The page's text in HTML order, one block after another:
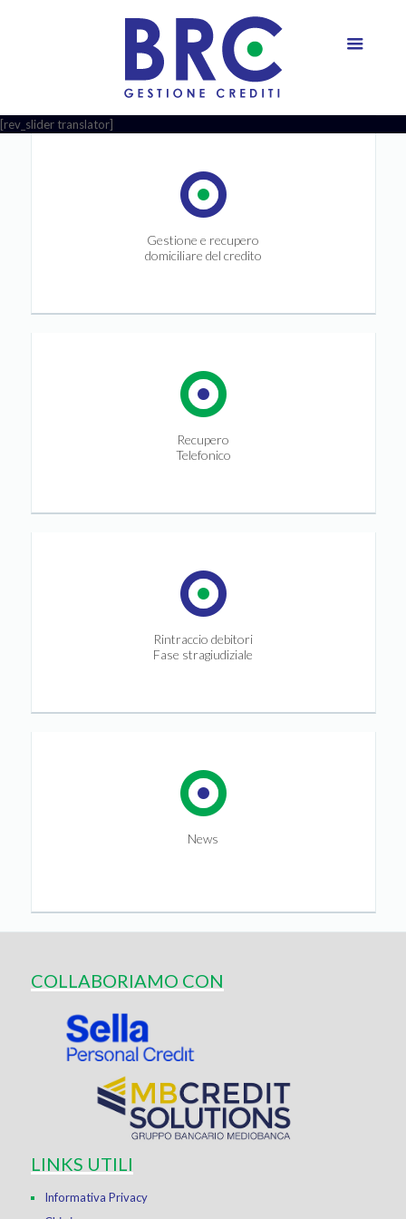
[rev_slider translator]
Gestione e recupero
domiciliare del credito
Recupero
Telefonico
Rintraccio debitori
Fase stragiudiziale
News
COLLABORIAMO CON
LINKS UTILI
Informativa Privacy